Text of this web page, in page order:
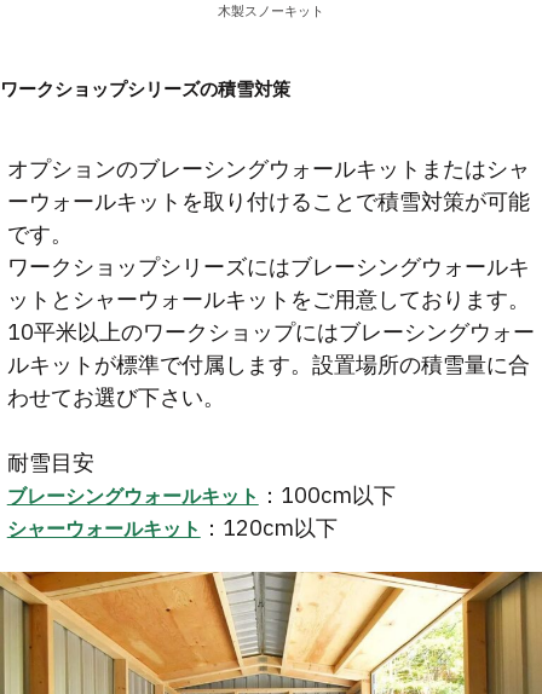
木製スノーキット
ワークショップシリーズの積雪対策
オプションのブレーシングウォールキットまたはシャ
ーウォールキットを取り付けることで積雪対策が可能
です。
ワークショップシリーズにはブレーシングウォールキ
ットとシャーウォールキットをご用意しております。
10平米以上のワークショップにはブレーシングウォー
ルキットが標準で付属します。設置場所の積雪量に合
わせてお選び下さい。
耐雪目安
ブレーシングウォールキット ：100cm以下
シャーウォールキット ：120cm以下